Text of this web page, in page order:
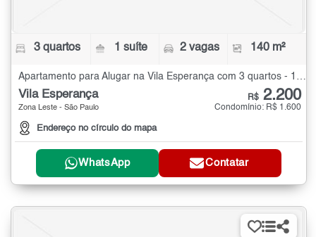
3 quartos 1 suíte 2 vagas 140 m²
Vila Esperança
Zona Leste - São Paulo
Endereço no círculo do mapa
R$ 2.200
Condomínio: R$ 1.600
WhatsApp Contatar